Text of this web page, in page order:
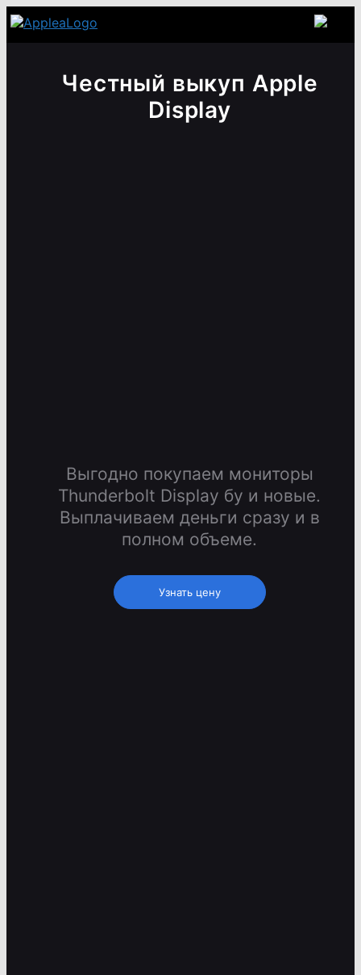
Честный выкуп Apple
Display
Выгодно покупаем мониторы
Thunderbolt Display бу и новые.
Выплачиваем деньги сразу и в
полном объеме.
Узнать цену